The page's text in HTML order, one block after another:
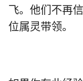
飞。他们不再
位属灵带领。